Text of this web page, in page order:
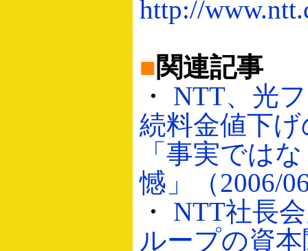
http://
■関連記事
・ NTT、光
続料金値下
「事実では
憾」（2006/
・ NTT社長
ループの資